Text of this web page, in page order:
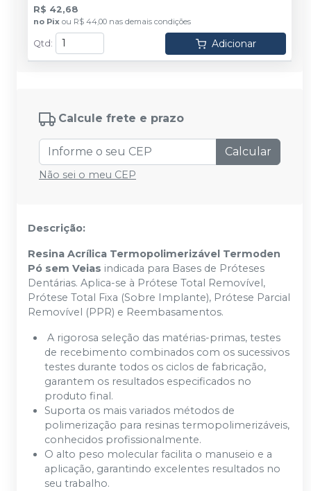
R$ 42,68
no Pix ou R$ 44,00 nas demais condições
Qtd : Adicionar
Calcule frete e prazo
Calcular
Não sei o meu CEP
Descrição:
Resina Acrílica Termopolimerizável Termoden
Pó sem Veias indicada para Bases de Próteses
Dentárias. Aplica-se à Prótese Total Removível,
Prótese Total Fixa (Sobre Implante), Prótese Parcial
Removível (PPR) e Reembasamentos.
A rigorosa seleção das matérias-primas, testes
de recebimento combinados com os sucessivos
testes durante todos os ciclos de fabricação,
garantem os resultados especificados no
produto final.
Suporta os mais variados métodos de
polimerização para resinas termopolimerizáveis,
conhecidos profissionalmente.
O alto peso molecular facilita o manuseio e a
aplicação, garantindo excelentes resultados no
seu trabalho.